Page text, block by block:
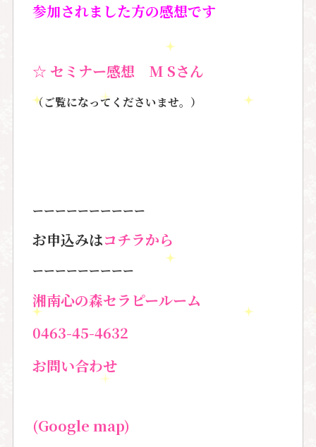
参加されました方の感想です
☆ セミナー感想 M Sさん
（ご覧になってくださいませ。）
ーーーーーーーーーー
お申込みはコチラから
ーーーーーーーーー
湘南心の森セラピールーム
0463-45-4632
お問い合わせ
(Google map)